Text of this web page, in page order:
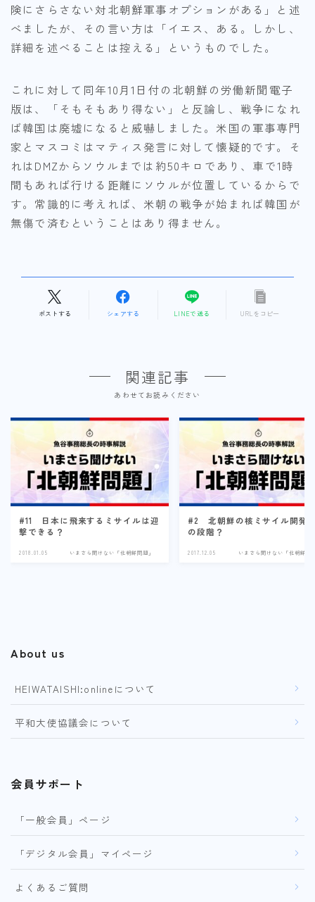
険にさらさない対北朝鮮軍事オプションがある」と述
べましたが、その言い方は「イエス、ある。しかし、
詳細を述べることは控える」というものでした。
これに対して同年10月1日付の北朝鮮の労働新聞電子
版は、「そもそもあり得ない」と反論し、戦争になれ
ば韓国は廃墟になると威嚇しました。米国の軍事専門
家とマスコミはマティス発言に対して懐疑的です。そ
れはDMZからソウルまでは約50キロであり、車で1時
間もあれば行ける距離にソウルが位置しているからで
す。常識的に考えれば、米朝の戦争が始まれば韓国が
無傷で済むということはあり得ません。
ポストする シェアする LINEで送る URLをコピー
関連記事
あわせてお読みください
#11 日本に飛来するミサイルは迎
撃できる？
2018.01.05 いまさら聞けない「北朝鮮問題」
#2 北朝鮮の核ミサイル開発
の段階？
2017.12.05 いまさら聞けない「北朝鮮問
About us
HEIWATAISHI:onlineについて
平和大使協議会について
会員サポート
「一般会員」ページ
「デジタル会員」マイページ
よくあるご質問